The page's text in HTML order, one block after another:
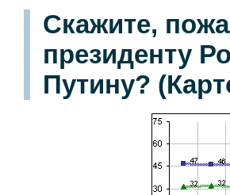
Скажите,
президенту
Путину?